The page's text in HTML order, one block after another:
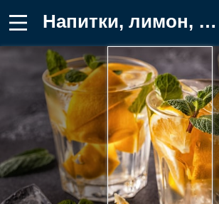
Напитки, лимон, мята, лед, освежающий Фотография